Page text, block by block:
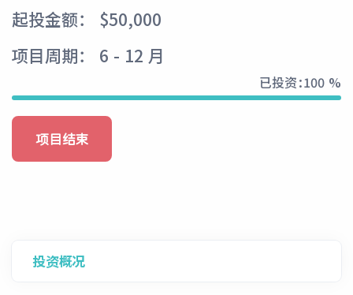
起投金额： $50,000
项目周期： 6 - 12 月
已投资：100 %
项目结束
投资概况